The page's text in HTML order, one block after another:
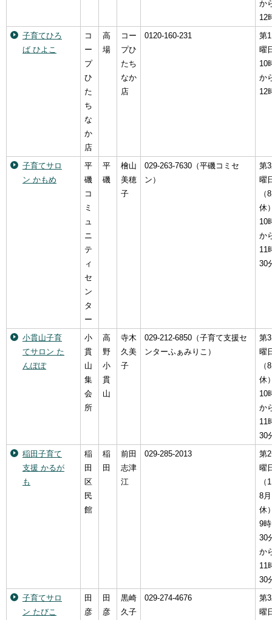
か
12
子育てひろ
ば ひよこ
コ
ー
プ
ひ
た
ち
な
か
店
高
場
コー
プひ
たち
なか
店
0120-160-231
第
曜
10
か
12
子育てサロ
ン かもめ
平
磯
コ
ミ
ュ
ニ
テ
ィ
セ
ン
タ
ー
平
磯
檜山
美穂
子
029-263-7630（平磯コミセ
ン）
第
曜
（
休
10
か
11
30
小貫山子育
てサロン た
んぽぽ
小
貫
山
集
会
所
高
野
小
貫
山
寺木
久美
子
029-212-6850（子育て支援セ
ンターふぁみりこ）
第
曜
（
休
10
か
11
30
稲田子育て
支援 かるが
も
稲
田
区
民
館
稲
田
前田
志津
江
029-285-2013
第
曜
（
8月
休
9時
30
か
11
30
子育てサロ
ン たびこ
田
彦
田
彦
黒崎
久子
029-274-4676
第
曜